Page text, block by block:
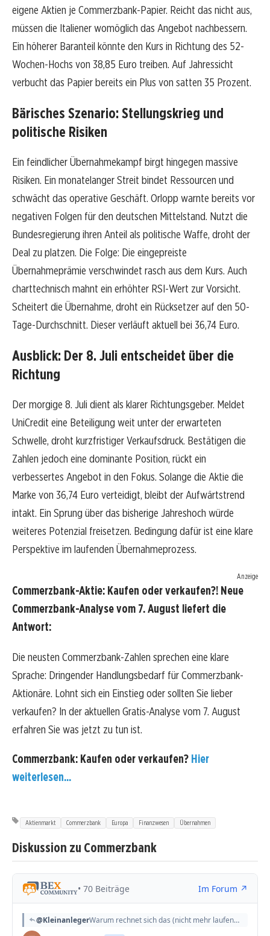
eigene Aktien je Commerzbank-Papier. Reicht das nicht aus,
müssen die Italiener womöglich das Angebot nachbessern.
Ein höherer Baranteil könnte den Kurs in Richtung des 52-
Wochen-Hochs von 38,85 Euro treiben. Auf Jahressicht
verbucht das Papier bereits ein Plus von satten 35 Prozent.
Bärisches Szenario: Stellungskrieg und
politische Risiken
Ein feindlicher Übernahmekampf birgt hingegen massive
Risiken. Ein monatelanger Streit bindet Ressourcen und
schwächt das operative Geschäft. Orlopp warnte bereits vor
negativen Folgen für den deutschen Mittelstand. Nutzt die
Bundesregierung ihren Anteil als politische Waffe, droht der
Deal zu platzen. Die Folge: Die eingepreiste
Übernahmeprämie verschwindet rasch aus dem Kurs. Auch
charttechnisch mahnt ein erhöhter RSI-Wert zur Vorsicht.
Scheitert die Übernahme, droht ein Rücksetzer auf den 50-
Tage-Durchschnitt. Dieser verläuft aktuell bei 36,74 Euro.
Ausblick: Der 8. Juli entscheidet über die
Richtung
Der morgige 8. Juli dient als klarer Richtungsgeber. Meldet
UniCredit eine Beteiligung weit unter der erwarteten
Schwelle, droht kurzfristiger Verkaufsdruck. Bestätigen die
Zahlen jedoch eine dominante Position, rückt ein
verbessertes Angebot in den Fokus. Solange die Aktie die
Marke von 36,74 Euro verteidigt, bleibt der Aufwärtstrend
intakt. Ein Sprung über das bisherige Jahreshoch würde
weiteres Potenzial freisetzen. Bedingung dafür ist eine klare
Perspektive im laufenden Übernahmeprozess.
Anzeige
Commerzbank-Aktie: Kaufen oder verkaufen?! Neue
Commerzbank-Analyse vom 7. August liefert die
Antwort:
Die neusten Commerzbank-Zahlen sprechen eine klare
Sprache: Dringender Handlungsbedarf für Commerzbank-
Aktionäre. Lohnt sich ein Einstieg oder sollten Sie lieber
verkaufen? In der aktuellen Gratis-Analyse vom 7. August
erfahren Sie was jetzt zu tun ist.
Commerzbank: Kaufen oder verkaufen? Hier
weiterlesen...
Aktienmarkt Commerzbank Europa Finanzwesen Übernahmen
Diskussion zu Commerzbank